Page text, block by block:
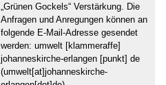
„Grünen Gockels“ Verstärkung. Die
Anfragen und Anregungen können an
folgende E-Mail-Adresse gesendet
werden: umwelt [klammeraffe]
johanneskirche-erlangen [punkt] de
(umwelt[at]johanneskirche-